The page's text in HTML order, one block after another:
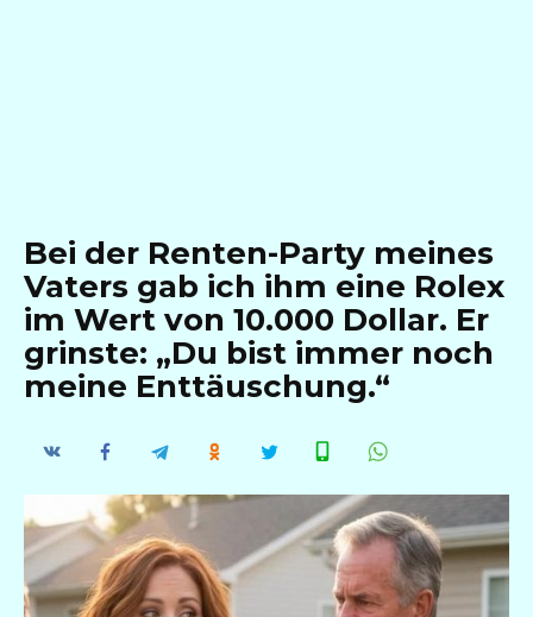
Bei der Renten-Party meines
Vaters gab ich ihm eine Rolex
im Wert von 10.000 Dollar. Er
grinste: „Du bist immer noch
meine Enttäuschung.“